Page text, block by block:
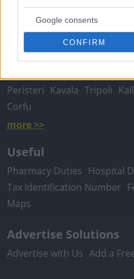
Google consents
CONFIRM
Dentists Car Garages
Local Search
Peristeri Kavala Tripoli
Corfu
more >>
Useful
Pharmacy Duties Hospital
Tax Identification Number
Maps
Advertise Solutions
Advertise with Us Add a